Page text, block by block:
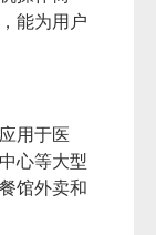
能为用户
用于医
心等大型
馆外卖和